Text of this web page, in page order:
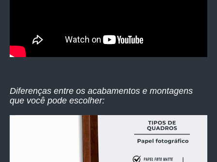
Diferenças entre os acabamentos e montagens
que você pode escolher: